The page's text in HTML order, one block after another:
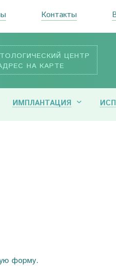
Контакты
ЦЕНТР
НА КАРТЕ
ИМПЛАНТАЦИЯ
форму.